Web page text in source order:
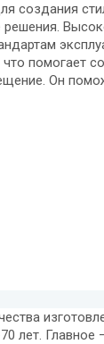
помогает
Он
лет.